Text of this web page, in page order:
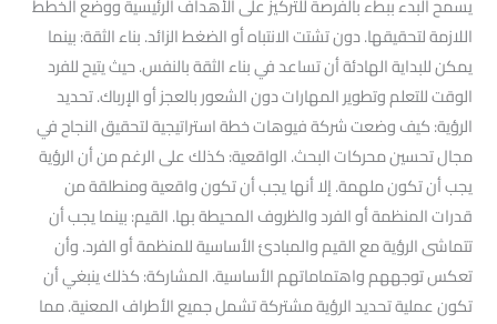
اللازمة لتحقيقها. دون تشتت الانتباه أو الضغط الزائد. بناء الثقة: بينما
يمكن للبداية الهادئة أن تساعد في بناء الثقة بالنفس. حيث يتيح للفرد
الوقت للتعلم وتطوير المهارات دون الشعور بالعجز أو الإرباك. تحديد
الرؤية: كيف وضعت شركة فيوهات خطة استراتيجية لتحقيق النجاح في
مجال تحسين محركات البحث. الواقعية: كذلك على الرغم من أن الرؤية
يجب أن تكون ملهمة. إلا أنها يجب أن تكون واقعية ومنطلقة من
قدرات المنظمة أو الفرد والظروف المحيطة بها. القيم: بينما يجب أن
تتماشى الرؤية مع القيم والمبادئ الأساسية للمنظمة أو الفرد. وأن
تعكس توجههم واهتماماتهم الأساسية. المشاركة: كذلك ينبغي أن
تكون عملية تحديد الرؤية مشتركة تشمل جميع الأطراف المعنية. مما